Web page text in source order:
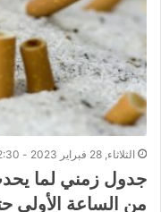
الثلاثاء, 28 فبراير 2023 - 2:30 ص
جدول زمني لما
من الساعة الأولى حتى 30